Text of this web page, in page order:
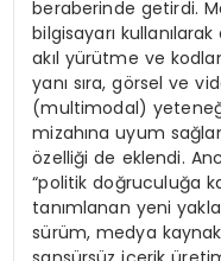
beraberinde getirdi.
bilgisayarı
akıl yürütme ve
yanı sıra, görsel ve
(multimodal)
mizahına uyum
özelliği de eklendi.
“politik doğruculuğa
tanımlanan yeni
sürüm, medya